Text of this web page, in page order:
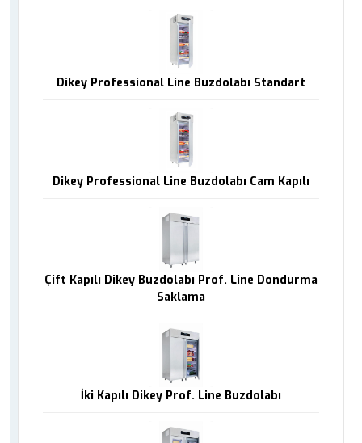
Dikey Professional Line Buzdolabı Standart
Dikey Professional Line Buzdolabı Cam Kapılı
Çift Kapılı Dikey Buzdolabı Prof. Line Dondurma
Saklama
İki Kapılı Dikey Prof. Line Buzdolabı